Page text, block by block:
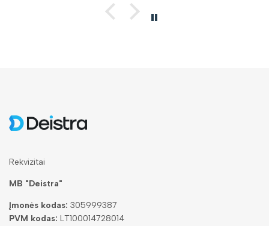
Rekvizitai
MB "Deistra"
Įmonės kodas: 305999387
PVM kodas: LT100014728014